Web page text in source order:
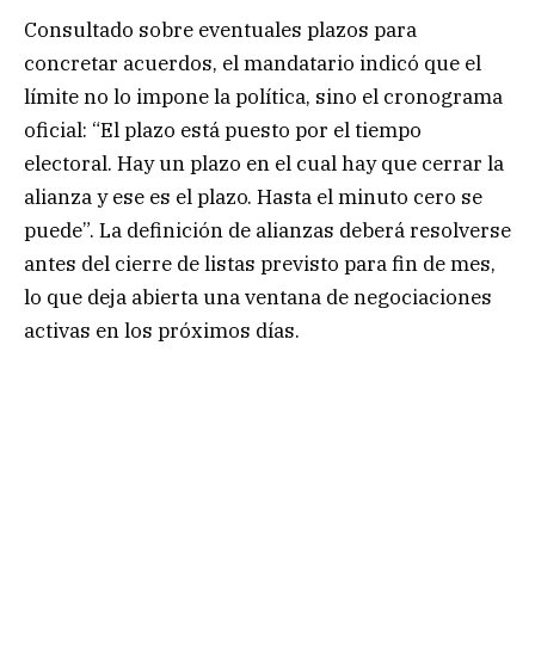
Consultado sobre eventuales plazos para
concretar acuerdos, el mandatario indicó que el
límite no lo impone la política, sino el cronograma
oficial: “El plazo está puesto por el tiempo
electoral. Hay un plazo en el cual hay que cerrar la
alianza y ese es el plazo. Hasta el minuto cero se
puede”. La definición de alianzas deberá resolverse
antes del cierre de listas previsto para fin de mes,
lo que deja abierta una ventana de negociaciones
activas en los próximos días.